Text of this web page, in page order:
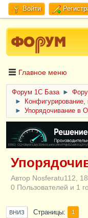
Войти
Главное меню
Форум 1C База ►
►
►
Упорядочивание в
ERID:
Автор Nosferatu112,
0 Пользователей и 1
ВНИЗ Страницы 1